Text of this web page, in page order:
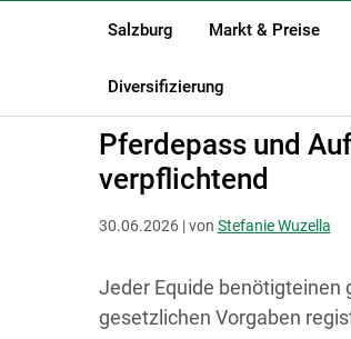
Salzburg Markt & Preise
Diversifizierung
LK Salzburg Tiere
Pferdepass und
verpflichtend
30.06.2026 | von Stefanie Wuzella
Jeder Equide benötigteinen
gesetzlichen Vorgaben